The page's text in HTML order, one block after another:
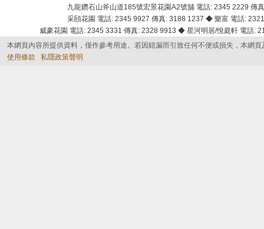
九龍鑽石山斧山道185號宏景花園A2號舖 電話: 2345 2229
采頣花園 電話: 2345 9927 傳真: 3188 1237 ◆ 樂富 電話:
威豪花園 電話: 2345 3331 傳真: 2328 9913 ◆ 星河明居/悅庭軒 電話
本網頁內容所提供資料，僅作參考用途。若因錯漏而引致任何不便或損失，本網
使用條款
私隱政策聲明